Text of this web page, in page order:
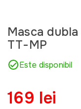
Masca
TT-MP
Este disponibil
169 lei